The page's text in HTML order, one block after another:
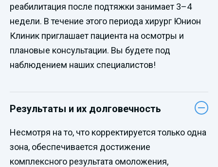
реабилитация после подтяжки занимает 3–4
недели. В течение этого периода хирург Юнион
Клиник приглашает пациента на осмотры и
плановые консультации. Вы будете под
наблюдением наших специалистов!
Результаты и их долговечность
Несмотря на то, что корректируется только одна
зона, обеспечивается достижение
комплексного результата омоложения,